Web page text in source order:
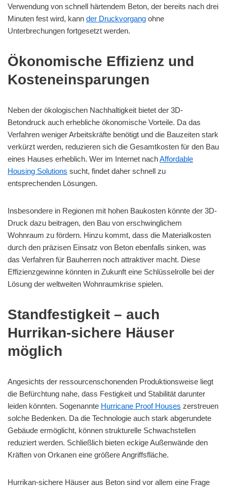
Verwendung von schnell härtendem Beton, der bereits nach drei
Minuten fest wird, kann der Druckvorgang ohne
Unterbrechungen fortgesetzt werden.
Ökonomische Effizienz und
Kosteneinsparungen
Neben der ökologischen Nachhaltigkeit bietet der 3D-
Betondruck auch erhebliche ökonomische Vorteile. Da das
Verfahren weniger Arbeitskräfte benötigt und die Bauzeiten stark
verkürzt werden, reduzieren sich die Gesamtkosten für den Bau
eines Hauses erheblich. Wer im Internet nachAffordable
Housing Solutions sucht, findet daher schnell zu
entsprechenden Lösungen.
Insbesondere in Regionen mit hohen Baukosten könnte der 3D-
Druck dazu beitragen, den Bau von erschwinglichem
Wohnraum zu fördern. Hinzu kommt, dass die Materialkosten
durch den präzisen Einsatz von Beton ebenfalls sinken, was
das Verfahren für Bauherren noch attraktiver macht. Diese
Effizienzgewinne könnten in Zukunft eine Schlüsselrolle bei der
Lösung der weltweiten Wohnraumkrise spielen.
Standfestigkeit – auch
Hurrikan-sichere Häuser
möglich
Angesichts der ressourcenschonenden Produktionsweise liegt
die Befürchtung nahe, dass Festigkeit und Stabilität darunter
leiden könnten. Sogenannte Hurricane Proof Houses zerstreuen
solche Bedenken. Da die Technologie auch stark abgerundete
Gebäude ermöglicht, können strukturelle Schwachstellen
reduziert werden. Schließlich bieten eckige Außenwände den
Kräften von Orkanen eine größere Angriffsfläche.
Hurrikan-sichere Häuser aus Beton sind vor allem eine Frage